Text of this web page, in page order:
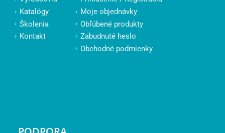
Katalógy
Školenia
Kontakt
Moje objednávky
Obľúbené produkty
Zabudnuté heslo
Obchodné podmienky